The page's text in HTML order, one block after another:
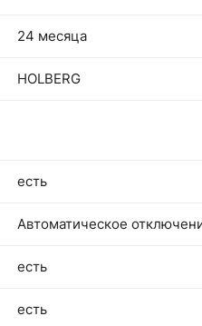
24 месяца
HOLBERG
есть
Автоматическое
есть
есть